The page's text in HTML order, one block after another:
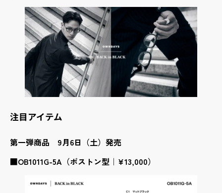
注目アイテム
第一弾商品 9月6日（土）発売
■OB1011G-5A（ボストン型｜¥13,000）